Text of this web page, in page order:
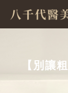
【別讓